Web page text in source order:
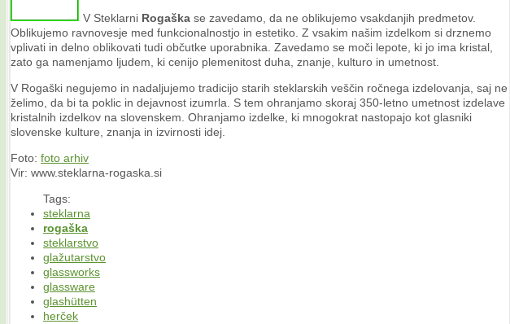
V Steklarni Rogaška se zavedamo, da ne oblikujemo vsakdanjih predmetov.
Oblikujemo ravnovesje med funkcionalnostjo in estetiko. Z vsakim našim izdelkom si drznemo
vplivati in delno oblikovati tudi občutke uporabnika. Zavedamo se moči lepote, ki jo ima kristal,
zato ga namenjamo ljudem, ki cenijo plemenitost duha, znanje, kulturo in umetnost.
V Rogaški negujemo in nadaljujemo tradicijo starih steklarskih veščin ročnega izdelovanja, saj ne
želimo, da bi ta poklic in dejavnost izumrla. S tem ohranjamo skoraj 350-letno umetnost izdelave
kristalnih izdelkov na slovenskem. Ohranjamo izdelke, ki mnogokrat nastopajo kot glasniki
slovenske kulture, znanja in izvirnosti idej.
Foto: foto arhiv
Vir: www.steklarna-rogaska.si
Tags:
steklarna
rogaška
steklarstvo
glažutarstvo
glassworks
glassware
glashütten
herček